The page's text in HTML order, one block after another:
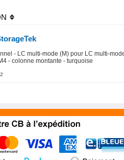
- LC multi-mode (M) pour LC multi-
- colonne montante - turquoise